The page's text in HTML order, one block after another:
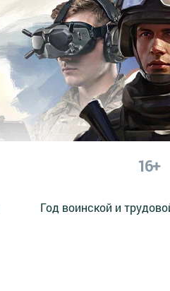
16+
Год воинской и